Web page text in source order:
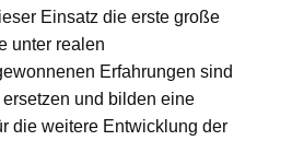
Einsatz die erste große
unter realen
Erfahrungen sind
und bilden eine
die weitere Entwicklung der